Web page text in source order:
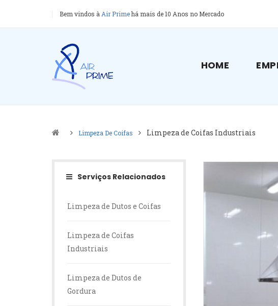
Bem vindos à Air Primehá mais de 10 Anos no Mercado
HOME
Limpeza De Coifas Limpeza de Coifas Industriais
Serviços Relacionados
Limpeza de Dutos e Coifas
Limpeza de Coifas
Industriais
Limpeza de Dutos de
Gordura